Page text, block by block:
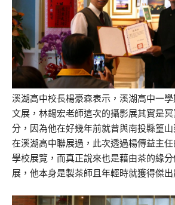
溪湖高中校長楊豪森表示，溪湖高中一
文展，林錫宏老師這次的攝影展其實是
分，因為他在好幾年前就曾與南投縣篁
在溪湖高中聯展過，此次透過楊傳益主
學校展覽，而真正說來也是藉由茶的緣
展，他本身是製茶師且年輕時就獲得傑